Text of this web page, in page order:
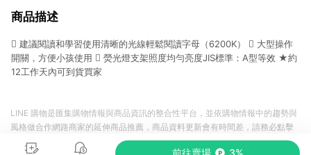
商品描述
 建議閱讀和學習使用清晰的光線輕鬆閱讀字母（6200K）  大型操作
開關，方便小孩使用  熒光燈支架照度均勻亮度JIS標準：A型等效 ★約
12工作天內可到貨買家
前往賣場 3%
LINE 購物是匯集購物情報與商品資訊的整合性平台，並依購物情報中的趨勢與
風格做合作網路商家的延伸商品推薦，商品資料更新會有時間差，請務必點擊
商品至各合作網路商家，確認現售價與購物條件，一切資訊以合作廠商網頁為